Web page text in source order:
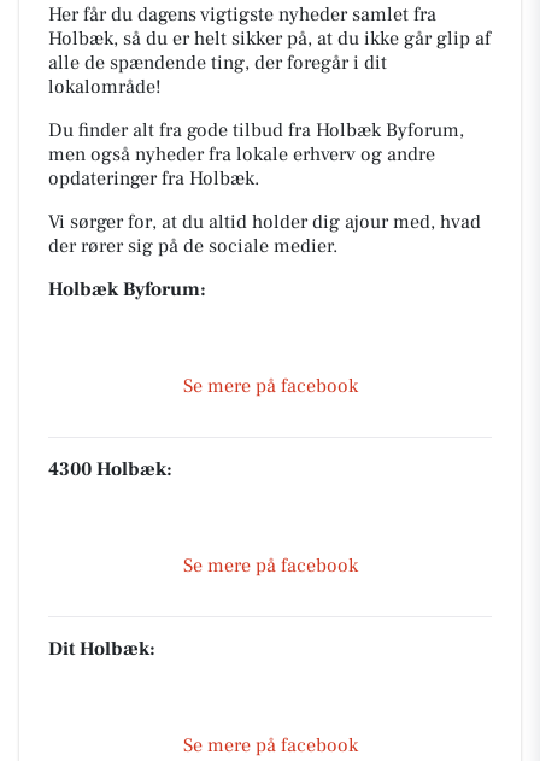
Her får du dagens vigtigste nyheder samlet fra
Holbæk, så du er helt sikker på, at du ikke går glip af
alle de spændende ting, der foregår i dit
lokalområde!
Du finder alt fra gode tilbud fra Holbæk Byforum,
men også nyheder fra lokale erhverv og andre
opdateringer fra Holbæk.
Vi sørger for, at du altid holder dig ajour med, hvad
der rører sig på de sociale medier.
Holbæk Byforum:
Se mere på facebook
4300 Holbæk:
Se mere på facebook
Dit Holbæk:
Se mere på facebook